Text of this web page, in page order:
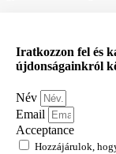
Iratkozzon fel és
újdonságainkról
Név
Email
Acceptance
Hozzájárulok,